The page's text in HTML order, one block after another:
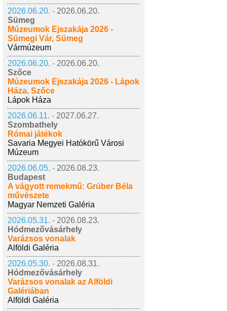
2026.06.20. - 2026.06.20.
Sümeg
Múzeumok Éjszakája 2026 -
Sümegi Vár, Sümeg
Vármúzeum
2026.06.20. - 2026.06.20.
Szőce
Múzeumok Éjszakája 2026 - Lápok
Háza, Szőce
Lápok Háza
2026.06.11. - 2027.06.27.
Szombathely
Római játékok
Savaria Megyei Hatókörű Városi
Múzeum
2026.06.05. - 2026.08.23.
Budapest
A vágyott remekmű: Grúber Béla
művészete
Magyar Nemzeti Galéria
2026.05.31. - 2026.08.23.
Hódmezővásárhely
Varázsos vonalak
Alföldi Galéria
2026.05.30. - 2026.08.31.
Hódmezővásárhely
Varázsos vonalak az Alföldi
Galériában
Alföldi Galéria